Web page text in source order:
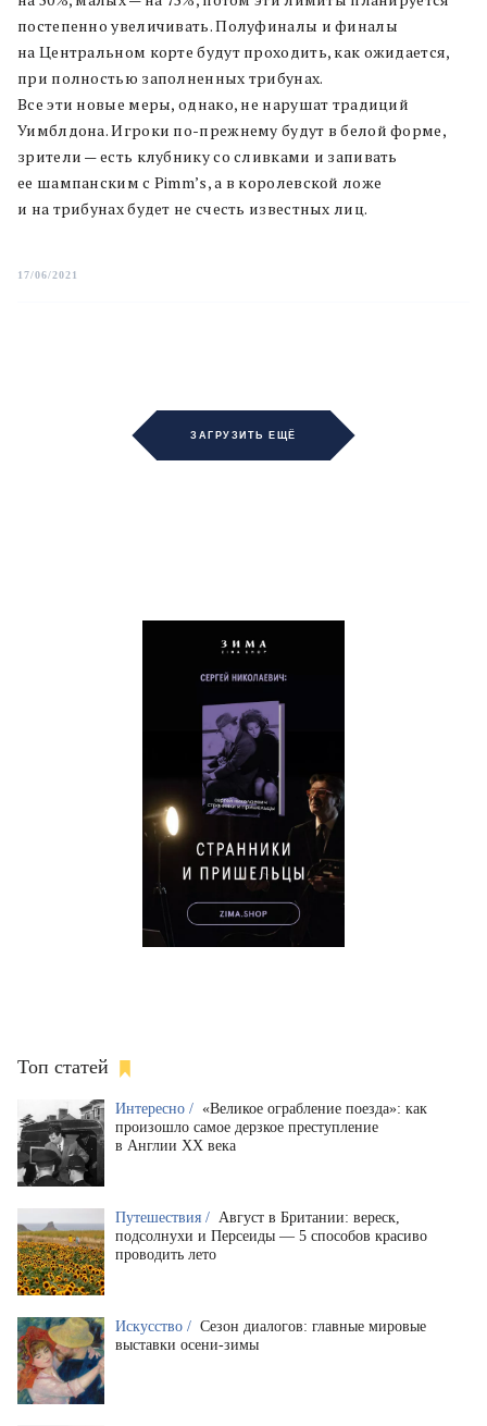
постепенно увеличивать. Полуфиналы и финалы
на Центральном корте будут проходить, как ожидается,
при полностью заполненных трибунах.
Все эти новые меры, однако, не нарушат традиций
Уимблдона. Игроки по-прежнему будут в белой форме,
зрители — есть клубнику со сливками и запивать
ее шампанским с Pimm’s, а в королевской ложе
и на трибунах будет не счесть известных лиц.
17/06/2021
ЗАГРУЗИТЬ ЕЩЁ
Топ статей
Интересно / «Великое ограбление поезда»: как
произошло самое дерзкое преступление
в Англии XX века
Путешествия / Август в Британии: вереск,
подсолнухи и Персеиды — 5 способов красиво
проводить лето
Искусство / Сезон диалогов: главные мировые
выставки осени-зимы